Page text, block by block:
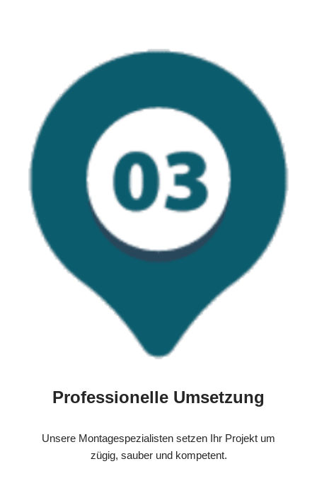
Professionelle Umsetzung
Unsere Montagespezialisten setzen Ihr Projekt um
zügig, sauber und kompetent.